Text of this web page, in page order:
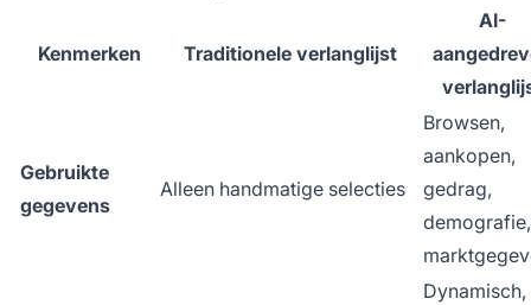
Kenmerken Traditionele verlanglijst
AI-
Gebruikte
gegevens
Alleen handmatige selecties
Browsen,
aankopen,
gedrag,
demografie,
Dynamisch,